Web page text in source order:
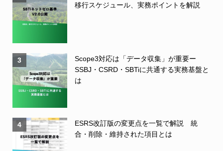
移行スケジュール、実務ポイントを解説
3
Scope3対応は「データ収集」が重要ー
SSBJ・CSRD・SBTiに共通する実務基盤と
は
4
ESRS改訂版の変更点を一覧で解説 統
合・削除・維持された項目とは